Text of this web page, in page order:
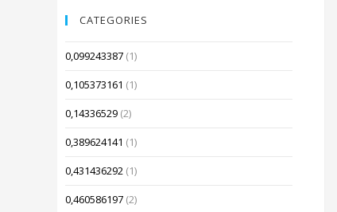
CATEGORIES
0,099243387 (1)
0,105373161 (1)
0,14336529 (2)
0,389624141 (1)
0,431436292 (1)
0,460586197 (2)